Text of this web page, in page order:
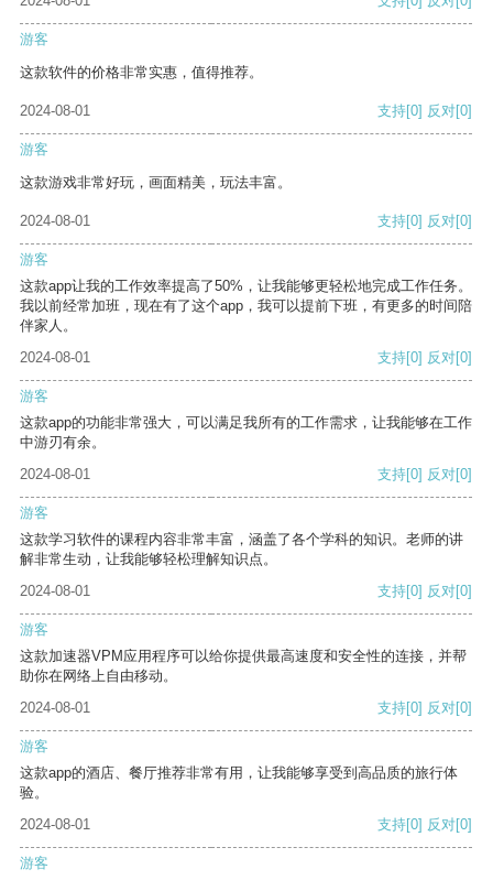
游客
这款软件的价格非常实惠，值得推荐。
2024-08-01 支持[0] 反对[0]
游客
这款游戏非常好玩，画面精美，玩法丰富。
2024-08-01 支持[0] 反对[0]
游客
这款app让我的工作效率提高了50%，让我能够更轻松地完成工作任务。
我以前经常加班，现在有了这个app，我可以提前下班，有更多的时间陪
伴家人。
2024-08-01
支持[0] 反对[0]
游客
这款app的功能非常强大，可以满足我所有的工作需求，让我能够在工作
中游刃有余。
2024-08-01
支持[0] 反对[0]
游客
这款学习软件的课程内容非常丰富，涵盖了各个学科的知识。老师的讲
解非常生动，让我能够轻松理解知识点。
2024-08-01
支持[0] 反对[0]
游客
这款加速器VPM应用程序可以给你提供最高速度和安全性的连接，并帮
助你在网络上自由移动。
2024-08-01
支持[0] 反对[0]
游客
这款app的酒店、餐厅推荐非常有用，让我能够享受到高品质的旅行体
验。
2024-08-01
支持[0] 反对[0]
游客